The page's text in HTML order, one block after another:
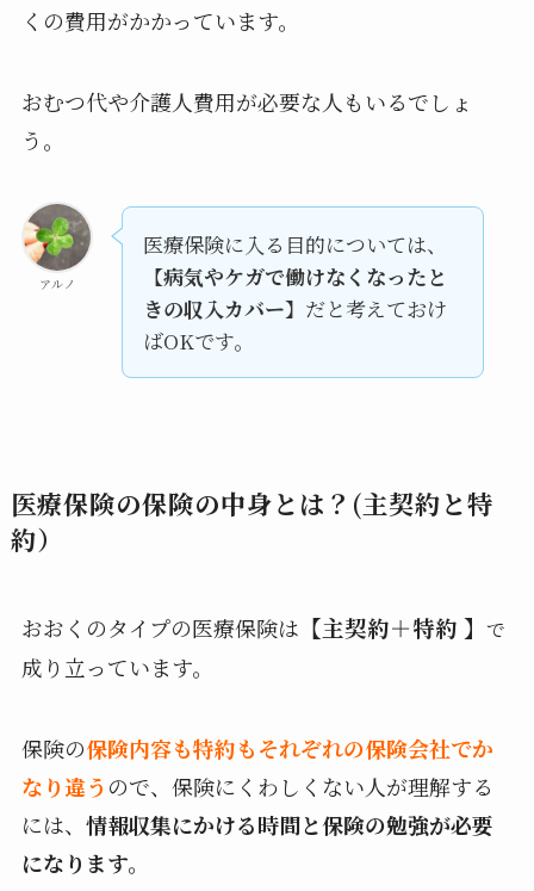
くの費用がかかっています。
おむつ代や介護人費用が必要な人もいるでしょ
う。
アルノ
医療保険に入る目的については、
【病気やケガで働けなくなったと
きの収入カバー】だと考えておけ
ばOKです。
医療保険の保険の中身とは？(主契約と特
約）
おおくのタイプの医療保険は 【主契約＋特約 】 で
成り立っています。
保険の保険内容も特約もそれぞれの保険会社でか
なり違う ので、保険にくわしくない人が理解する
には、 情報収集にかける時間と保険の勉強が必要
になります。